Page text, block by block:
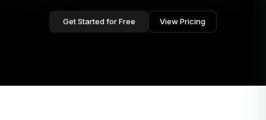
Get Started for Free View Pricing